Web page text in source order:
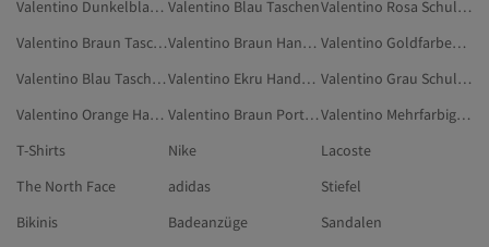
Valentino Dunkelblau Taschen Valentino Blau Taschen
Valentino Rosa Schultertaschen
Valentino Braun Taschen & Hüllen
Valentino Braun Handtaschen
Valentino Goldfarben Schultertaschen
Valentino Blau Taschen & Hüllen
Valentino Ekru Handtaschen
Valentino Grau Schultertaschen
Valentino Orange Handtaschen
Valentino Braun Portfolio- & Clutch-Taschen
Valentino Mehrfarbig Accessoires
T-Shirts
Nike
Lacoste
The North Face
adidas
Stiefel
Bikinis
Badeanzüge
Sandalen